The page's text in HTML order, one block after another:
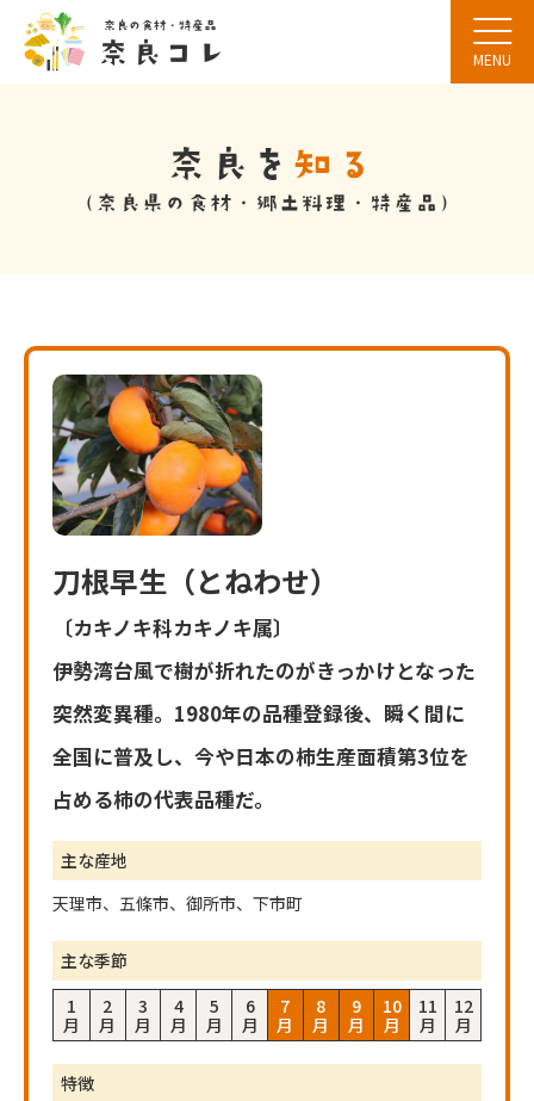
MENU
刀根早生（とねわせ）
〔カキノキ科カキノキ属〕
伊勢湾台風で樹が折れたのがきっかけとなった
突然変異種。1980年の品種登録後、瞬く間に
全国に普及し、今や日本の柿生産面積第3位を
占める柿の代表品種だ。
主な産地
天理市、五條市、御所市、下市町
主な季節
1
月
2
月
3
月
4
月
5
月
6
月
7
月
8
月
9
月
10
月
11
月
12
月
特徴